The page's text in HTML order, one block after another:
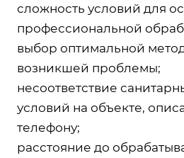
сложность условий для
профессиональной
выбор оптимальной
возникшей проблемы;
несоответствие
условий на объекте,
телефону;
расстояние до